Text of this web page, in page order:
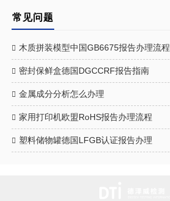
常见问题
木质拼装模型中国GB6675报告办理流程
密封保鲜盒德国DGCCRF报告指南
金属成分分析怎么办理
家用打印机欧盟RoHS报告办理流程
塑料储物罐德国LFGB认证报告办理